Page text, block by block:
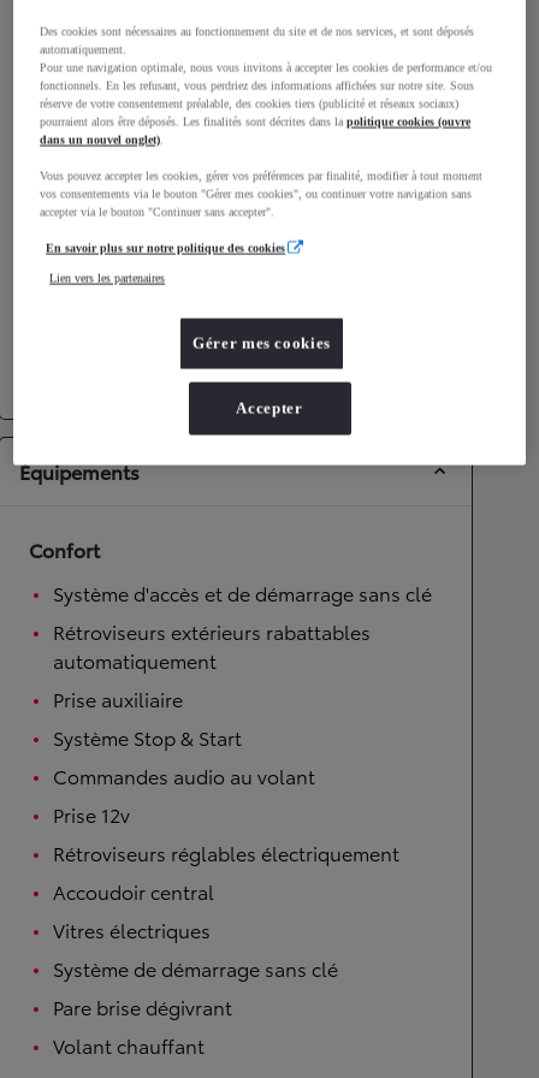
Consommation mixte
Consommation mixte 0,8L/100 km
Émissions CO2
19g/km
Performances
Vitesse maximale
Accélération 0-100km/h
Roues motrices avant
Boîte automatique
Équipements
Confort
Système d'accès et de démarrage sans clé
Rétroviseurs extérieurs rabattables
automatiquement
Prise auxiliaire
Système Stop & Start
Commandes audio au volant
Prise 12v
Rétroviseurs réglables électriquement
Accoudoir central
Vitres électriques
Système de démarrage sans clé
Pare brise dégivrant
Volant chauffant
Des cookies sont nécessaires au fonctionnement du site et de nos services, et sont déposés
automatiquement.
Pour une navigation optimale, nous vous invitons à accepter les cookies de performance et/ou
fonctionnels. En les refusant, vous perdriez des informations affichées sur notre site. Sous
réserve de votre consentement préalable, des cookies tiers (publicité et réseaux sociaux)
pourraient alors être déposés. Les finalités sont décrites dans lapolitique cookies (ouvre
dans un nouvel onglet)
Vous pouvez accepter les cookies, gérer vos préférences par finalité, modifier à tout moment
vos consentements via le bouton "Gérer mes cookies", ou continuer votre navigation sans
accepter via le bouton "Continuer sans accepter".
En savoir plus sur notre politique des cookies
Lien vers les partenaires
Gérer mes cookies
Accepter